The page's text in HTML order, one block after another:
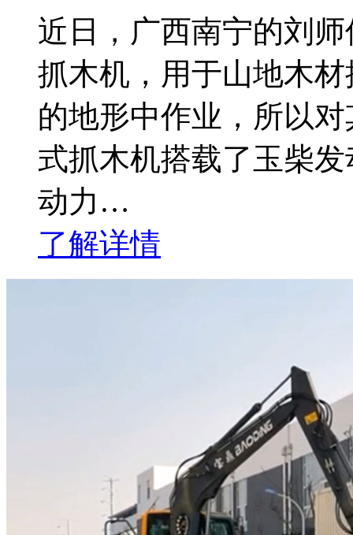
近日，广西南宁的刘
抓木机，用于山地木
的地形中作业，所以
式抓木机搭载了玉柴
动力…
了解详情